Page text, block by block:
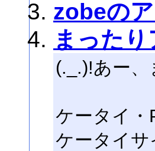
zobeの
まった
(._.)!あー
ケータイ・
ケータイサ